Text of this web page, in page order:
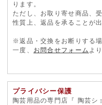
ります。
ただし、お取り寄せ商品、
性質上、返品を承ることが
※返品・交換をお断りする
一度、 お問合せフォーム よ
プライバシー保護
陶芸用品の専門店『 陶芸シ